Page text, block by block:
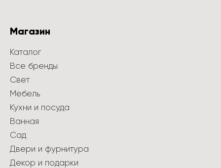
Магазин
Каталог
Все бренды
Свет
Мебель
Кухни и посуда
Ванная
Сад
Двери и фурнитура
Декор и подарки